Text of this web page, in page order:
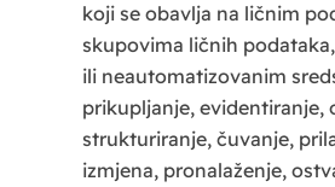
koji se obavlja na ličnim
skupovima ličnih
ili neautomatizovanim
prikupljanje, evidentiranje,
strukturiranje, čuvanje,
izmjena, pronalaženje,